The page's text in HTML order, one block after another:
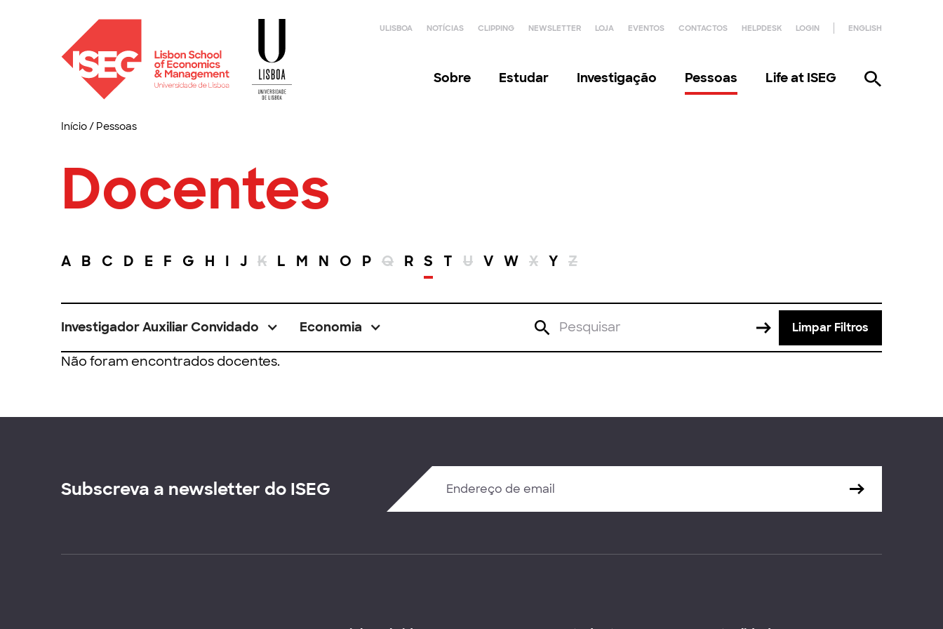
ULISBOA NOTÍCIAS CLIPPING NEWSLETTER LOJA EVENTOS CONTACTOS HELPDESK LOGIN ENGLISH
Sobre Estudar Investigação Pessoas Life at ISEG
Início/ Pessoas
Docentes
A B C D E F G H I J K L M N O P Q R S T U V W X Y Z
Investigador Auxiliar Convidado Economia Limpar Filtros
Não foram encontrados docentes.
Subscreva a newsletter do ISEG